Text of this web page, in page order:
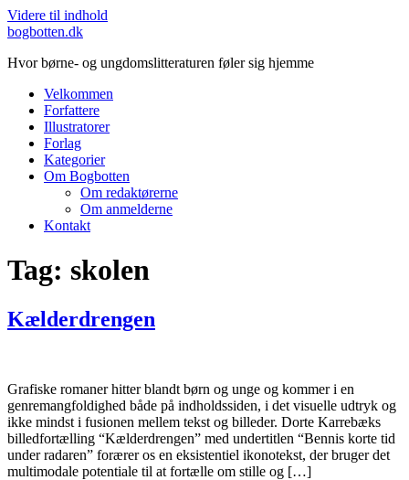
Videre til indhold
bogbotten.dk
Hvor børne- og ungdomslitteraturen føler sig hjemme
Velkommen
Forfattere
Illustratorer
Forlag
Kategorier
Om Bogbotten
Om redaktørerne
Om anmelderne
Kontakt
Tag: skolen
Kælderdrengen
Grafiske romaner hitter blandt børn og unge og kommer i en
genremangfoldighed både på indholdssiden, i det visuelle udtryk og
ikke mindst i fusionen mellem tekst og billeder. Dorte Karrebæks
billedfortælling “Kælderdrengen” med undertitlen “Bennis korte tid
under radaren” forærer os en eksistentiel ikonotekst, der bruger det
multimodale potentiale til at fortælle om stille og […]